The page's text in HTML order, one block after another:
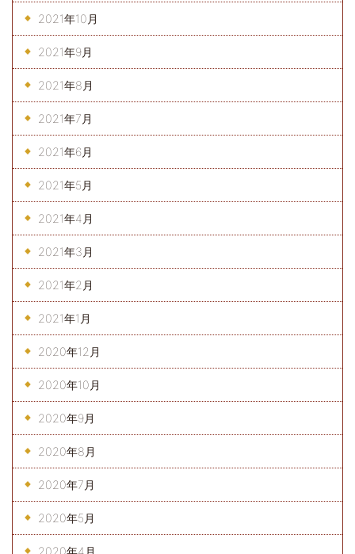
2021年10月
2021年9月
2021年8月
2021年7月
2021年6月
2021年5月
2021年4月
2021年3月
2021年2月
2021年1月
2020年12月
2020年10月
2020年9月
2020年8月
2020年7月
2020年5月